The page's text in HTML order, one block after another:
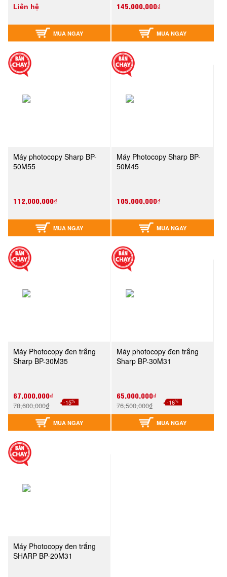
Liên hệ
MUA NGAY
145,000,000₫
MUA NGAY
Máy photocopy Sharp BP-
50M55
112,000,000₫
MUA NGAY
Máy Photocopy Sharp BP-
50M45
105,000,000₫
MUA NGAY
Máy Photocopy đen trắng
Sharp BP-30M35
67,000,000₫
78,600,000₫ -15%
MUA NGAY
Máy photocopy đen trắng
Sharp BP-30M31
65,000,000₫
76,500,000₫ -16%
MUA NGAY
Máy Photocopy đen trắng
SHARP BP-20M31